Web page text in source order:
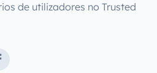
de utilizadores no Trusted